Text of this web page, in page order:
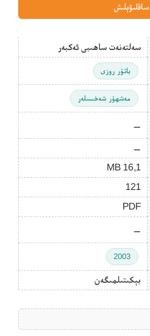
ساقلىۋېلىش
سەلتەنەت ساھىبى ئەكبەر
باتۇر روزى
مەشھۇر شەخىسلەر
—
—
16,1 MB
121
PDF
—
2003
بېكىتىلمىگەن